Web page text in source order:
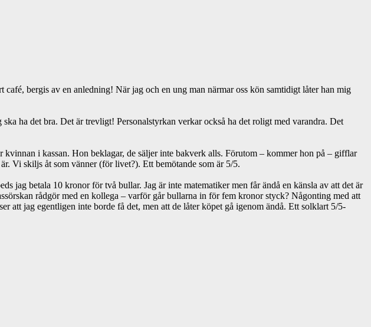
bergis av en anledning! När jag och en ung man närmar oss kön samtidigt låter han mig
ha det bra. Det är trevligt! Personalstyrkan verkar också ha det roligt med varandra. Det
i kassan. Hon beklagar, de säljer inte bakverk alls. Förutom – kommer hon på – gifflar
Vi skiljs åt som vänner (för livet?). Ett bemötande som är 5/5.
jag betala 10 kronor för två bullar. Jag är inte matematiker men får ändå en känsla av att det är
rådgör med en kollega – varför går bullarna in för fem kronor styck? Någonting med att
jag egentligen inte borde få det, men att de låter köpet gå igenom ändå. Ett solklart 5/5-